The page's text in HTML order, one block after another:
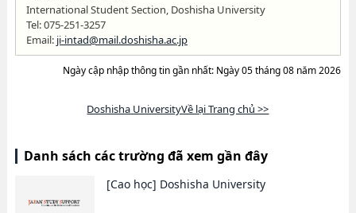
International Student Section, Doshisha University
Tel: 075-251-3257
Email: ji-intad@mail.doshisha.ac.jp
Ngày cập nhập thông tin gần nhất: Ngày 05 tháng 08 năm 2026
Doshisha UniversityVề lại Trang chủ >>
Danh sách các trường đã xem gần đây
[Cao học] Doshisha University